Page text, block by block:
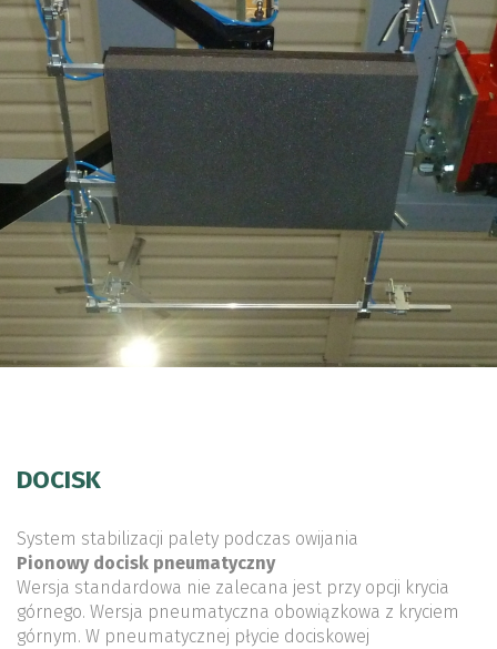
DOCISK
System stabilizacji palety podczas owijania
Pionowy docisk pneumatyczny
Wersja standardowa nie zalecana jest przy opcji krycia
górnego. Wersja pneumatyczna obowiązkowa z kryciem
górnym. W pneumatycznej płycie dociskowej